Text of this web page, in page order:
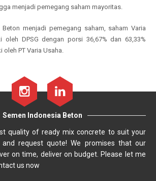
menjadi pemegang saham mayoritas.
Beton menjadi pemegang saham, saham Varia
oleh DPSG dengan porsi 36,67% dan 63,33%
PT Varia Usaha.
Semen Indonesia Beton
quality of ready mix concrete to suit your
and request quote! We promises that our
on time, deliver on budget. Please let me
us now